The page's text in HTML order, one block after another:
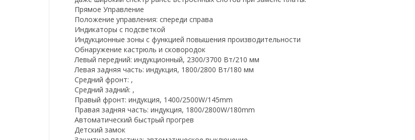
Прямое Управление
Положение управления: спереди справа
Индикаторы с подсветкой
Индукционные зоны с функцией повышения производительности
Обнаружение кастрюль и сковородок
Левый передний: индукционный, 2300/3700 Вт/210 мм
Левая задняя часть: индукция, 1800/2800 Вт/180 мм
Средний фронт: ,
Средний задний: ,
Правый фронт: индукция, 1400/2500W/145mm
Правая задняя часть: индукция, 1800/2800W/180mm
Автоматический быстрый прогрев
Детский замок